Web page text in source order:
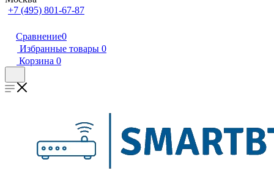
+7 (495) 801-67-87
Сравнение0
Избранные товары 0
Корзина 0